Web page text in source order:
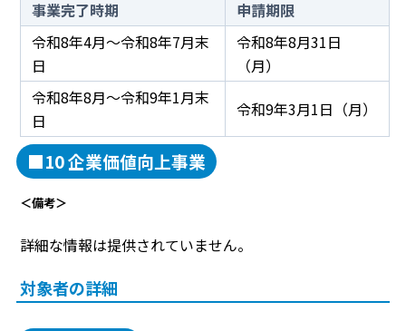
事業完了時期
申請期限
令和8年4月～令和8年7月末
日
令和8年8月31日
（月）
令和8年8月～令和9年1月末
日
令和9年3月1日（月）
■10 企業価値向上事業
＜備考＞
詳細な情報は提供されていません。
対象者の詳細